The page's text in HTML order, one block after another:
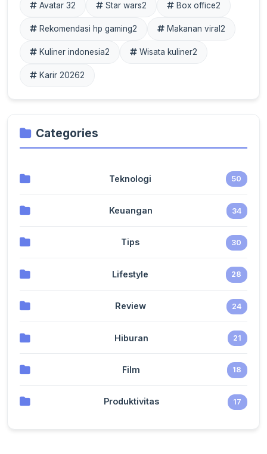
Avatar 32 Star wars2 Box office2
Rekomendasi hp gaming2 Makanan viral 2
Kuliner indonesia2 Wisata kuliner2
Karir 20262
Categories
Teknologi 50
Keuangan 34
Tips 30
Lifestyle 28
Review 24
Hiburan 21
Film 18
Produktivitas 17